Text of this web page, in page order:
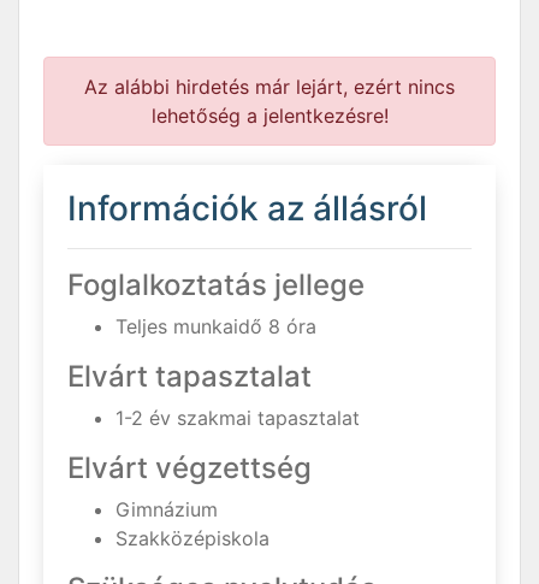
Az alábbi hirdetés már lejárt, ezért nincs
lehetőség a jelentkezésre!
Információk az állásról
Foglalkoztatás jellege
Teljes munkaidő 8 óra
Elvárt tapasztalat
1-2 év szakmai tapasztalat
Elvárt végzettség
Gimnázium
Szakközépiskola